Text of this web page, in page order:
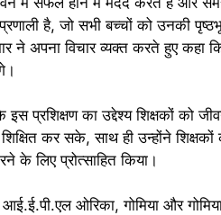
प्रणाली है, जो सभी बच्चों को उनकी
ने अपना विचार व्यक्त करते हुए कहा
इस प्रशिक्षण का उद्देश्य शिक्षकों को
कर सके, साथ ही उन्होंने
लिए प्रोत्साहित किया।
ओरिका, गोमिया और